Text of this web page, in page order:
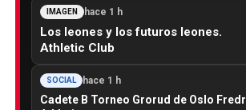
IMAGEN hace 1 h
Los leones y los futuros leones.
Athletic Club
SOCIAL hace 1 h
Cadete B Torneo Grorud de Oslo